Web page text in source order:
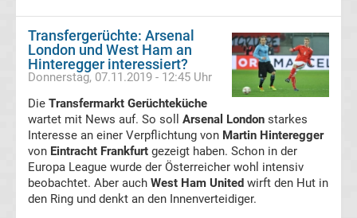
Bundesliga
NBA
Boston
Celtics
Transfergerüchte: Arsenal
London und West Ham an
Hinteregger interessiert?
Donnerstag, 07.11.2019 - 12:45 Uhr
Die Transfermarkt Gerüchteküche
wartet mit News auf. So soll Arsenal London starkes
Interesse an einer Verpflichtung von Martin Hinteregger
von Eintracht Frankfurt gezeigt haben. Schon in der
Europa League wurde der Österreicher wohl intensiv
beobachtet. Aber auch West Ham United wirft den Hut in
den Ring und denkt an den Innenverteidiger.